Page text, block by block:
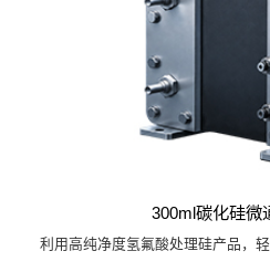
300ml碳化硅微
利用高纯净度氢氟酸处理硅产品，